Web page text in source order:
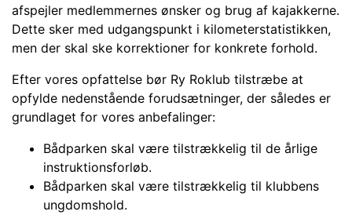
afspejler medlemmernes ønsker og brug af kajakkerne.
Dette sker med udgangspunkt i kilometerstatistikken,
men der skal ske korrektioner for konkrete forhold.
Efter vores opfattelse bør Ry Roklub tilstræbe at
opfylde nedenstående forudsætninger, der således er
grundlaget for vores anbefalinger:
Bådparken skal være tilstrækkelig til de årlige
instruktionsforløb.
Bådparken skal være tilstrækkelig til klubbens
ungdomshold.